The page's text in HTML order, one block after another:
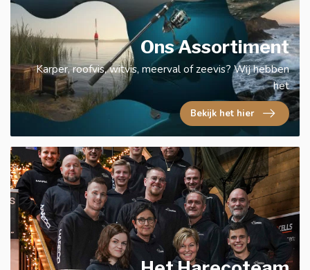
Ons Assortiment
Karper, roofvis, witvis, meerval of zeevis? Wij hebben
het
Bekijk het hier